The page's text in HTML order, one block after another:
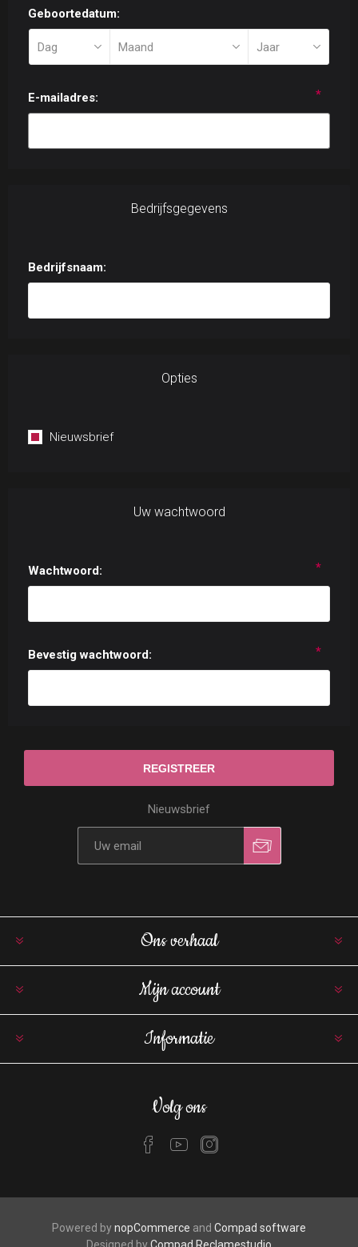
Geboortedatum:
E-mailadres: *
Bedrijfsgegevens
Bedrijfsnaam:
Opties
Nieuwsbrief
Uw wachtwoord
Wachtwoord: *
Bevestig wachtwoord: *
Nieuwsbrief
Ons verhaal
Mijn account
Informatie
Volg ons
Powered bynopCommerce and Compad software